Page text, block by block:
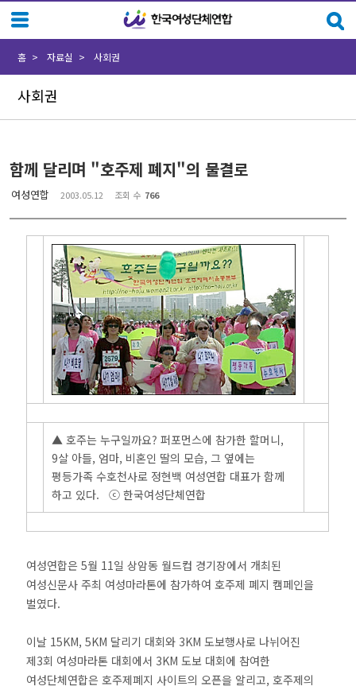
사회권
홈 자료실 사회권
함께 달리며 "호주제 폐지"의 물결로
여성연합 2003.05.12 조회 수 766
▲ 호주는 누구일까요? 퍼포먼스에 참가한 할머니,
9살 아들, 엄마, 비혼인 딸의 모습, 그 옆에는
평등가족 수호천사로 정현백 여성연합 대표가 함께
하고 있다. ⓒ 한국여성단체연합
여성연합은 5월 11일 상암동 월드컵 경기장에서 개최된
여성신문사 주최 여성마라톤에 참가하여 호주제 폐지 캠페인을
벌였다.
이날 15KM, 5KM 달리기 대회와 3KM 도보행사로 나뉘어진
제3회 여성마라톤 대회에서 3KM 도보 대회에 참여한
여성단체연합은 호주제폐지 사이트의 오픈을 알리고, 호주제의